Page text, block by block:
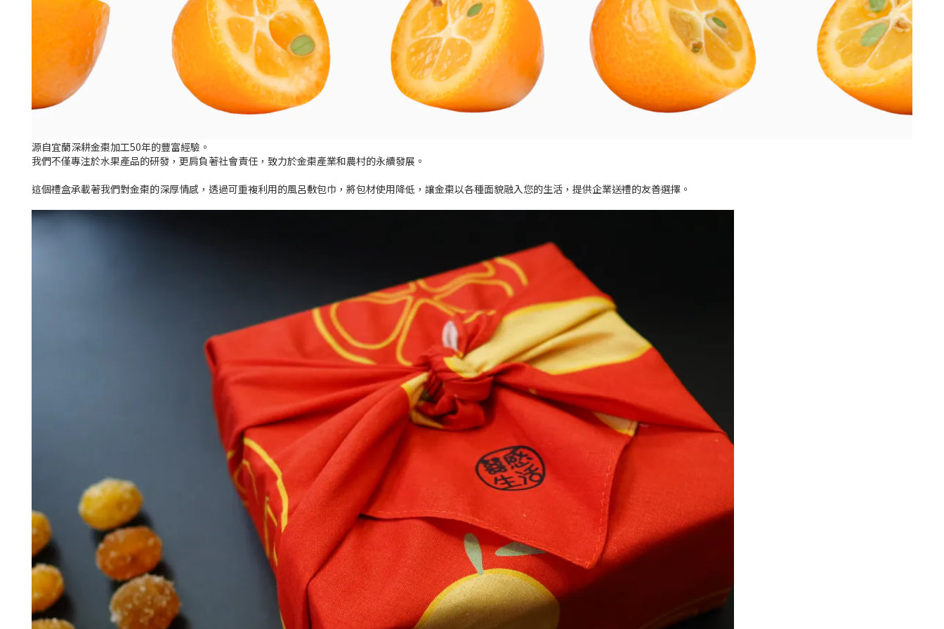
源自宜蘭深耕金棗加工50年的豐富經驗。
我們不僅專注於水果產品的研發，更肩負著社會責任，致力於金棗產業和農村的永續發展。
這個禮盒承載著我們對金棗的深厚情感，透過可重複利用的風呂敷包巾，將包材使用降低，讓金棗以各種面貌融入您的生活，提供企業送禮的友善選擇。